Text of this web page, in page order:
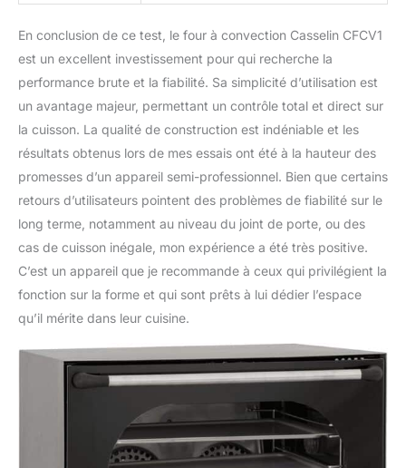
En conclusion de ce test, le four à convection Casselin CFCV1
est un excellent investissement pour qui recherche la
performance brute et la fiabilité. Sa simplicité d’utilisation est
un avantage majeur, permettant un contrôle total et direct sur
la cuisson. La qualité de construction est indéniable et les
résultats obtenus lors de mes essais ont été à la hauteur des
promesses d’un appareil semi-professionnel. Bien que certains
retours d’utilisateurs pointent des problèmes de fiabilité sur le
long terme, notamment au niveau du joint de porte, ou des
cas de cuisson inégale, mon expérience a été très positive.
C’est un appareil que je recommande à ceux qui privilégient la
fonction sur la forme et qui sont prêts à lui dédier l’espace
qu’il mérite dans leur cuisine.